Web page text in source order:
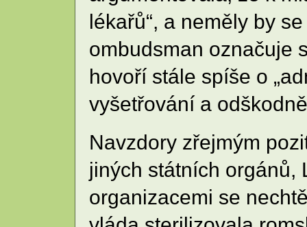
lékařů“, a neměly by
ombudsman označuje
hovoří stále spíše o
vyšetřování a
Navzdory zřejmým
jiných státních orgánů,
organizacemi se